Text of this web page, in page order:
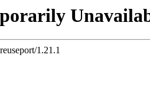
1.21.1